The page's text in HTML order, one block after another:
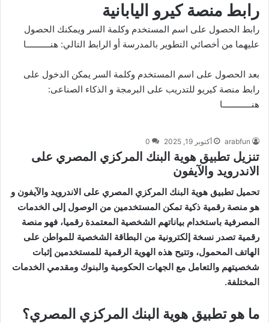
رابط منصة كيرو اليابانية
رابط الحصول على اسم المستخدم وكلمة السر ويمكنك الحصول
عليهما من أخصائي التطوير بالمدرسة أو الرابط التالي: هنــــــــــا
بعد الحصول على اسم المستخدم وكلمة السر يمكن الدخول على
رابط منصة كيريو للتدريب على البرمجة و الذكاء الصناعى:
هنــــــــــــا
arabfun أكتوبر 19, 2025 0
تنزيل تطبيق هوية البنك المركزي المصري على
الاندرويد والآيفون
تحميل تطبيق هوية البنك المركزي المصري على الاندرويد والآيفون و
هو منصة رقمية ذكية تمكن المستخدمين من الوصول إلى الخدمات
المصرفية باستخدام بياناتهم الشخصية المعتمدة رقميا، فهو منصة
رقمية تصدر نسخة إلكترونية من البطاقة الشخصية للمواطن على
الهاتف المحمول، وتتيح هذه الهوية الرقمية للمستخدمين إثبات
شخصيتهم والتعامل مع الجهات الحكومية والبنوك ومقدمي الخدمات
المختلفة.
ما هو تطبيق هوية البنك المركزي المصري؟